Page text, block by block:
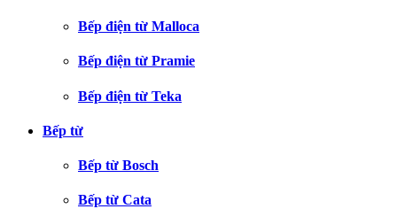
Bếp điện từ Malloca
Bếp điện từ Pramie
Bếp điện từ Teka
Bếp từ
Bếp từ Bosch
Bếp từ Cata